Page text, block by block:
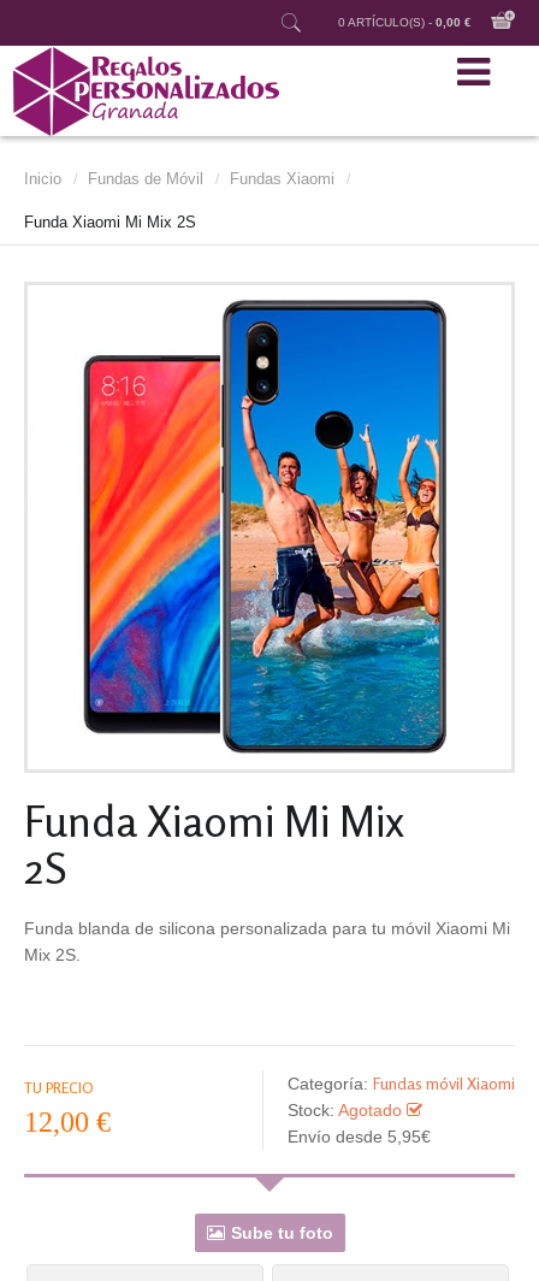
0 ARTÍCULO(S) - 0,00 €
Inicio / Fundas de Móvil / Fundas Xiaomi /
Funda Xiaomi Mi Mix 2S
Funda Xiaomi Mi Mix
2S
Funda blanda de silicona personalizada para tu móvil Xiaomi Mi
Mix 2S.
TU PRECIO
12,00 €
Categoría: Fundas móvil Xiaomi
Stock: Agotado
Envío desde 5,95€
Sube tu foto